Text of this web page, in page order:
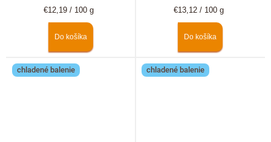
Jednotková
€12,19 / 100 g
Do košíka
Jednotková
€13,12 / 100 g
Do košíka
chladené balenie chladené balenie